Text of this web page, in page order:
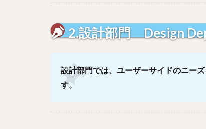
2.設計部門 Design
設計部門では、ユーザーサイドのニー
す。